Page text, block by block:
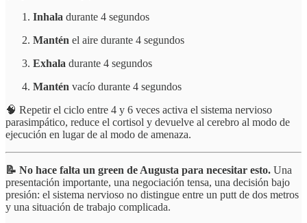
Inhala durante 4 segundos
Mantén el aire durante 4 segundos
Exhala durante 4 segundos
Mantén vacío durante 4 segundos
🧠 Repetir el ciclo entre 4 y 6 veces activa el sistema nervioso
parasimpático, reduce el cortisol y devuelve al cerebro al modo de
ejecución en lugar de al modo de amenaza.
📝 No hace falta un green de Augusta para necesitar esto. Una
presentación importante, una negociación tensa, una decisión bajo
presión: el sistema nervioso no distingue entre un putt de dos metros
y una situación de trabajo complicada.